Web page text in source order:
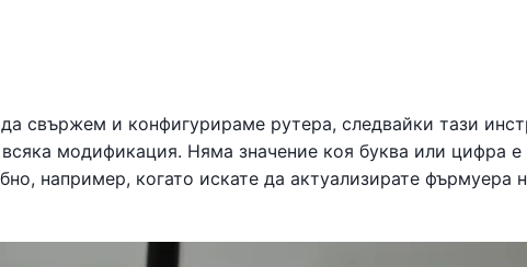
свържем и конфигурираме рутера, следвайки тази
модификация. Няма значение коя буква или цифра
например, когато искате да актуализирате фърмуера